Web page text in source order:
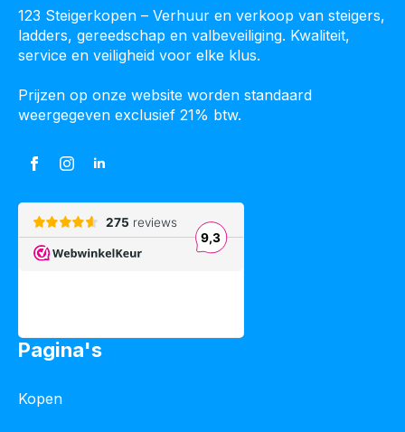
123 Steigerkopen – Verhuur en verkoop van steigers,
ladders, gereedschap en valbeveiliging. Kwaliteit,
service en veiligheid voor elke klus.
Prijzen op onze website worden standaard
weergegeven exclusief 21% btw.
Pagina's
Kopen